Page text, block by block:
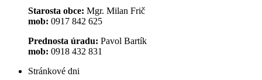
Starosta obce: Mgr. Milan Frič
mob: 0917 842 625
Prednosta úradu: Pavol Bartík
mob: 0918 432 831
Stránkové dni